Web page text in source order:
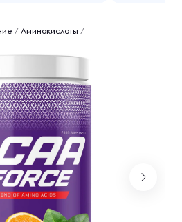
/ Аминокислоты /